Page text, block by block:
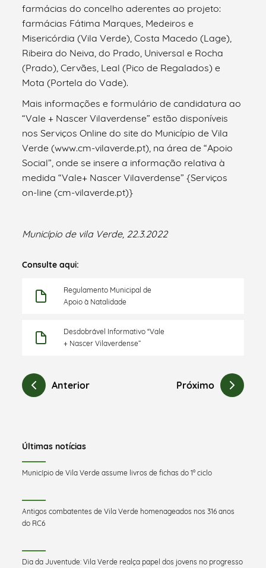
farmácias do concelho aderentes ao projeto:
farmácias Fátima Marques, Medeiros e
Misericórdia (Vila Verde), Costa Macedo (Lage),
Ribeira do Neiva, do Prado, Universal e Rocha
(Prado), Cervães, Leal (Pico de Regalados) e
Mota (Portela do Vade).
Mais informações e formulário de candidatura ao
“Vale + Nascer Vilaverdense” estão disponíveis
nos Serviços Online do site do Município de Vila
Verde (www.cm-vilaverde.pt), na área de “Apoio
Social”, onde se insere a informação relativa à
medida “Vale+ Nascer Vilaverdense” {Serviços
on-line (cm-vilaverde.pt)}
Município de vila Verde, 22.3.2022
Consulte aqui:
Regulamento Municipal de
Apoio à Natalidade
Desdobrável Informativo “Vale
+ Nascer Vilaverdense”
Anterior Próximo
Últimas notícias
Município de Vila Verde assume livros de fichas do 1º ciclo
Antigos combatentes de Vila Verde homenageados nos 316 anos
do RC6
Dia da Juventude: Vila Verde realça papel dos jovens no progresso